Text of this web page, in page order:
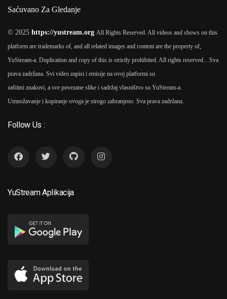
Saćuvano Za Gledanje
© 2025 https://yustream.org All Rights Reserved. All videos and shows on this
platform are trademarks of, and all related images and content are the property of,
YuStream-a. Duplication and copy of this is strictly prohibited. All rights reserved… Sva
prava zadržana. Svi video zapisi i emisije na ovoj platformi su
zaštitni znakovi, a sve povezane slike i sadržaj vlasništvo su YuStream-a.
Umnožavanje i kopiranje ovoga je strogo zabranjeno. Sva prava zadržana.
Follow Us :
YuStream Aplikacija